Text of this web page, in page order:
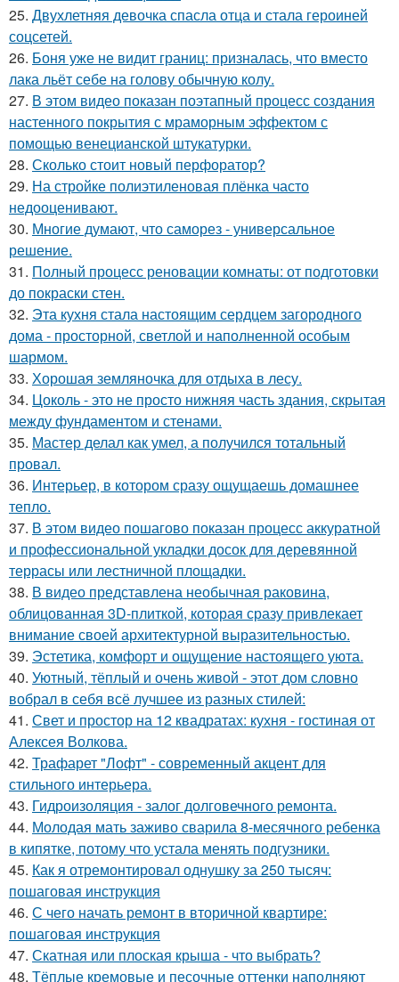
25. Двухлетняя девочка спасла отца и стала героиней
соцсетей.
26. Боня уже не видит границ: призналась, что вместо
лака льёт себе на голову обычную колу.
27. В этом видео показан поэтапный процесс создания
настенного покрытия с мраморным эффектом с
помощью венецианской штукатурки.
28. Сколько стоит новый перфоратор?
29. На стройке полиэтиленовая плёнка часто
недооценивают.
30. Многие думают, что саморез - универсальное
решение.
31. Полный процесс реновации комнаты: от подготовки
до покраски стен.
32. Эта кухня стала настоящим сердцем загородного
дома - просторной, светлой и наполненной особым
шармом.
33. Хорошая земляночка для отдыха в лесу.
34. Цоколь - это не просто нижняя часть здания, скрытая
между фундаментом и стенами.
35. Мастер делал как умел, а получился тотальный
провал.
36. Интерьер, в котором сразу ощущаешь домашнее
тепло.
37. В этом видео пошагово показан процесс аккуратной
и профессиональной укладки досок для деревянной
террасы или лестничной площадки.
38. В видео представлена необычная раковина,
облицованная 3D-плиткой, которая сразу привлекает
внимание своей архитектурной выразительностью.
39. Эстетика, комфорт и ощущение настоящего уюта.
40. Уютный, тёплый и очень живой - этот дом словно
вобрал в себя всё лучшее из разных стилей:
41. Свет и простор на 12 квадратах: кухня - гостиная от
Алексея Волкова.
42. Трафарет "Лофт" - современный акцент для
стильного интерьера.
43. Гидроизоляция - залог долговечного ремонта.
44. Молодая мать заживо сварила 8-месячного ребенка
в кипятке, потому что устала менять подгузники.
45. Как я отремонтировал однушку за 250 тысяч:
пошаговая инструкция
46. С чего начать ремонт в вторичной квартире:
пошаговая инструкция
47. Скатная или плоская крыша - что выбрать?
48. Тёплые кремовые и песочные оттенки наполняют